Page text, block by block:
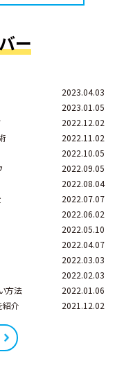
ー
2023.04.03
2023.01.05
2022.12.02
2022.11.02
2022.10.05
2022.09.05
2022.08.04
2022.07.07
2022.06.02
2022.05.10
2022.04.07
2022.03.03
2022.02.03
方法
2022.01.06
紹介 2021.12.02